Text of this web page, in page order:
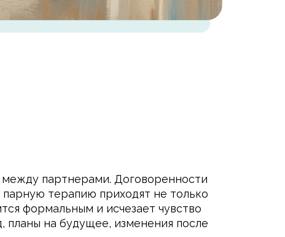
партнерами. Договоренности
терапию приходят не только
формальным и исчезает чувство
планы на будущее, изменения после